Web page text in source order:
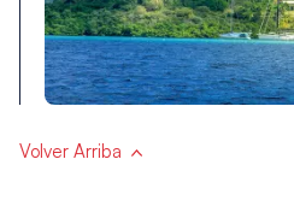
Volver Arriba